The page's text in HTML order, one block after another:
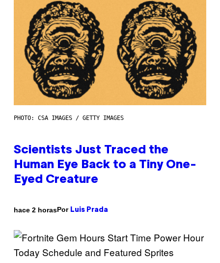
PHOTO: CSA IMAGES / GETTY IMAGES
Scientists Just Traced the
Human Eye Back to a Tiny One-
Eyed Creature
hace 2 horasPor Luis Prada